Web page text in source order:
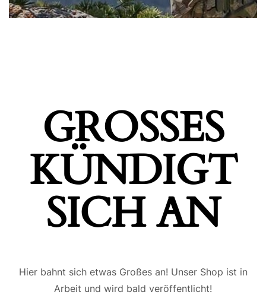
GROSSES K
ÜNDIGT S
ICH AN
Hier bahnt sich etwas Großes an! Unser Shop ist in
Arbeit und wird bald veröffentlicht!